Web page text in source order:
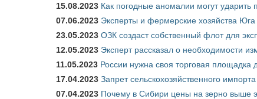
15.08.2023 Как погодные аномалии могут
07.06.2023 Эксперты и фермерские хозяйства
23.05.2023 ОЗК создаст собственный флот для
12.05.2023 Эксперт рассказал о необходимости
11.05.2023 России нужна своя торговая
17.04.2023 Запрет сельскохозяйственного
07.04.2023 Почему в Сибири цены на зерно выше